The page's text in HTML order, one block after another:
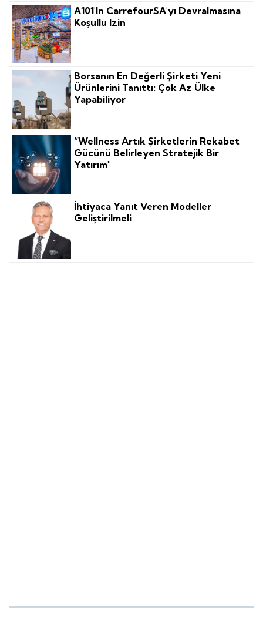
A101'in CarrefourSA'yı Devralmasına
Koşullu Izin
Borsanın En Değerli Şirketi Yeni
Ürünlerini Tanıttı: Çok Az Ülke
Yapabiliyor
“Wellness Artık Şirketlerin Rekabet
Gücünü Belirleyen Stratejik Bir
Yatırım"
İhtiyaca Yanıt Veren Modeller
Geliştirilmeli